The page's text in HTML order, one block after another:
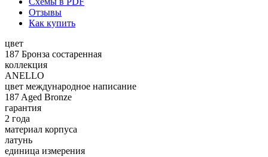
Отзывы
Как купить
цвет
187 Бронза состаренная
коллекция
ANELLO
цвет международное написание
187 Aged Bronze
гарантия
2 года
материал корпуса
латунь
единица измерения